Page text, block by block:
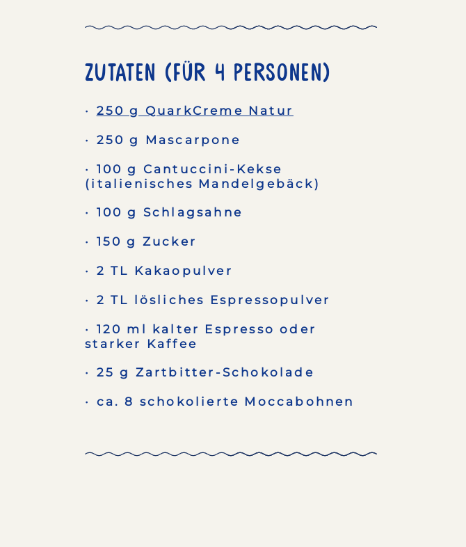
Zutaten (Für 4 Personen)
250 g QuarkCreme Natur
250 g Mascarpone
100 g Cantuccini-Kekse
(italienisches Mandelgebäck)
100 g Schlagsahne
150 g Zucker
2 TL Kakaopulver
2 TL lösliches Espressopulver
120 ml kalter Espresso oder
starker Kaffee
25 g Zartbitter-Schokolade
ca. 8 schokolierte Moccabohnen